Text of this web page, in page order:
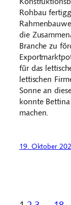
Rohbau
die
Branche zu
für das
lettischen
Sonne an
konnte
machen.
19. Oktober